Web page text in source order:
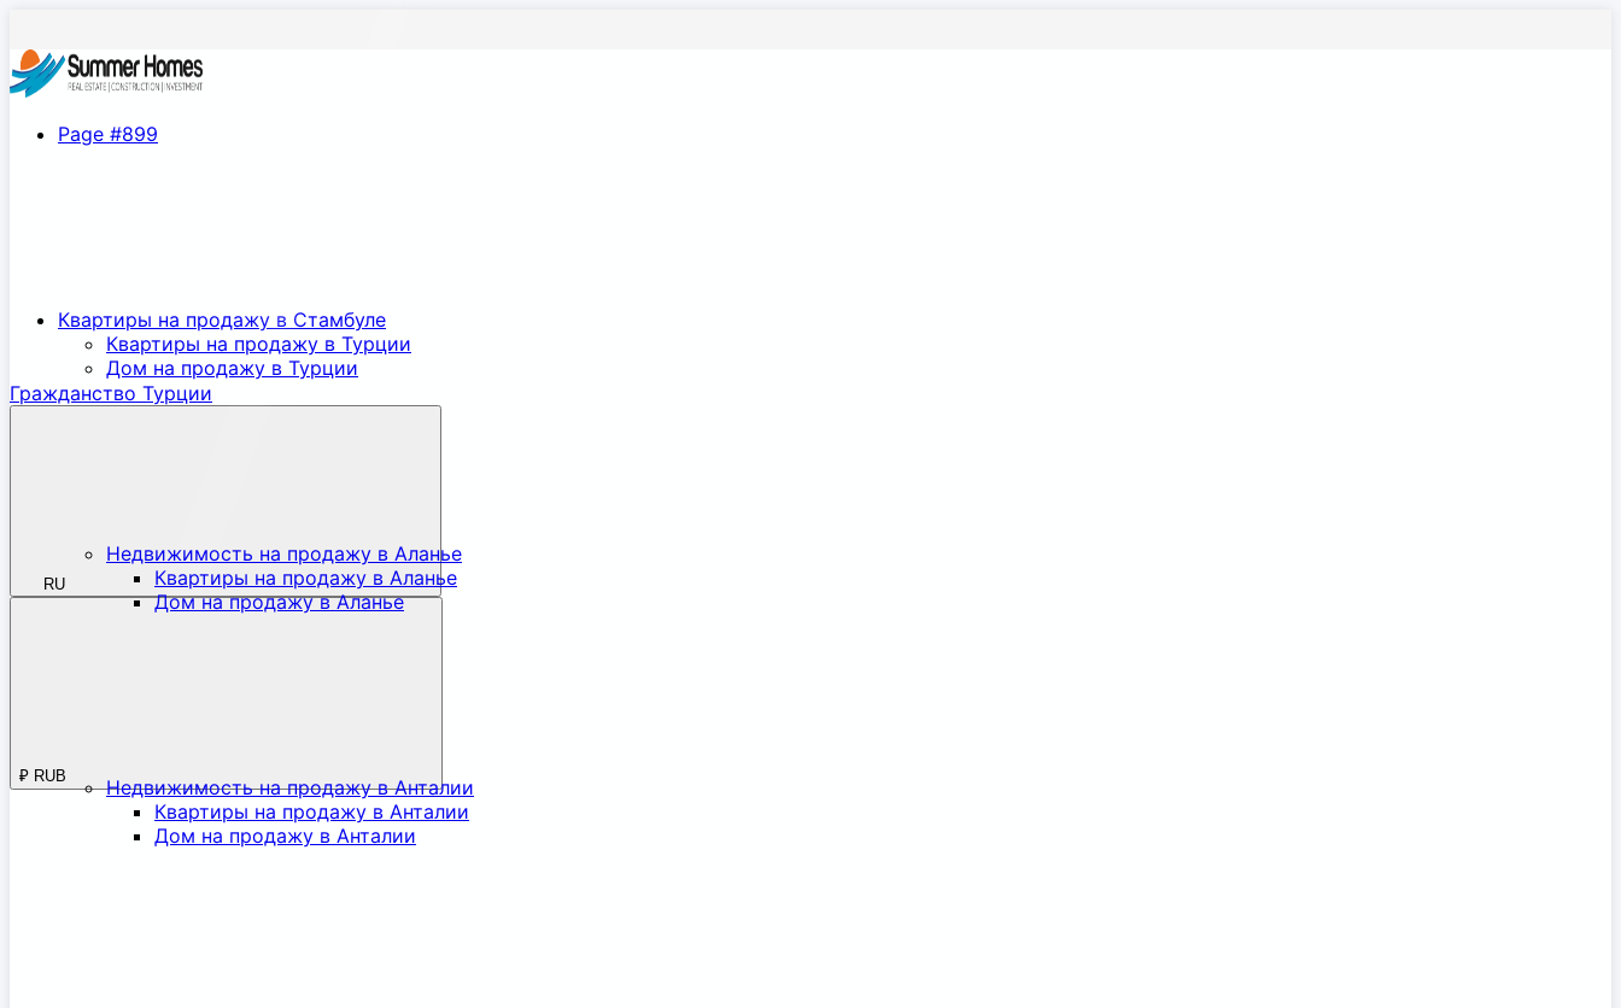
Гражданство Турции
RU
₽ RUB
Page #899
Квартиры на продажу в Стамбуле
Квартиры на продажу в Турции
Дом на продажу в Турции
Недвижимость на продажу в Аланье
Квартиры на продажу в Аланье
Дом на продажу в Аланье
Недвижимость на продажу в Анталии
Квартиры на продажу в Анталии
Дом на продажу в Анталии